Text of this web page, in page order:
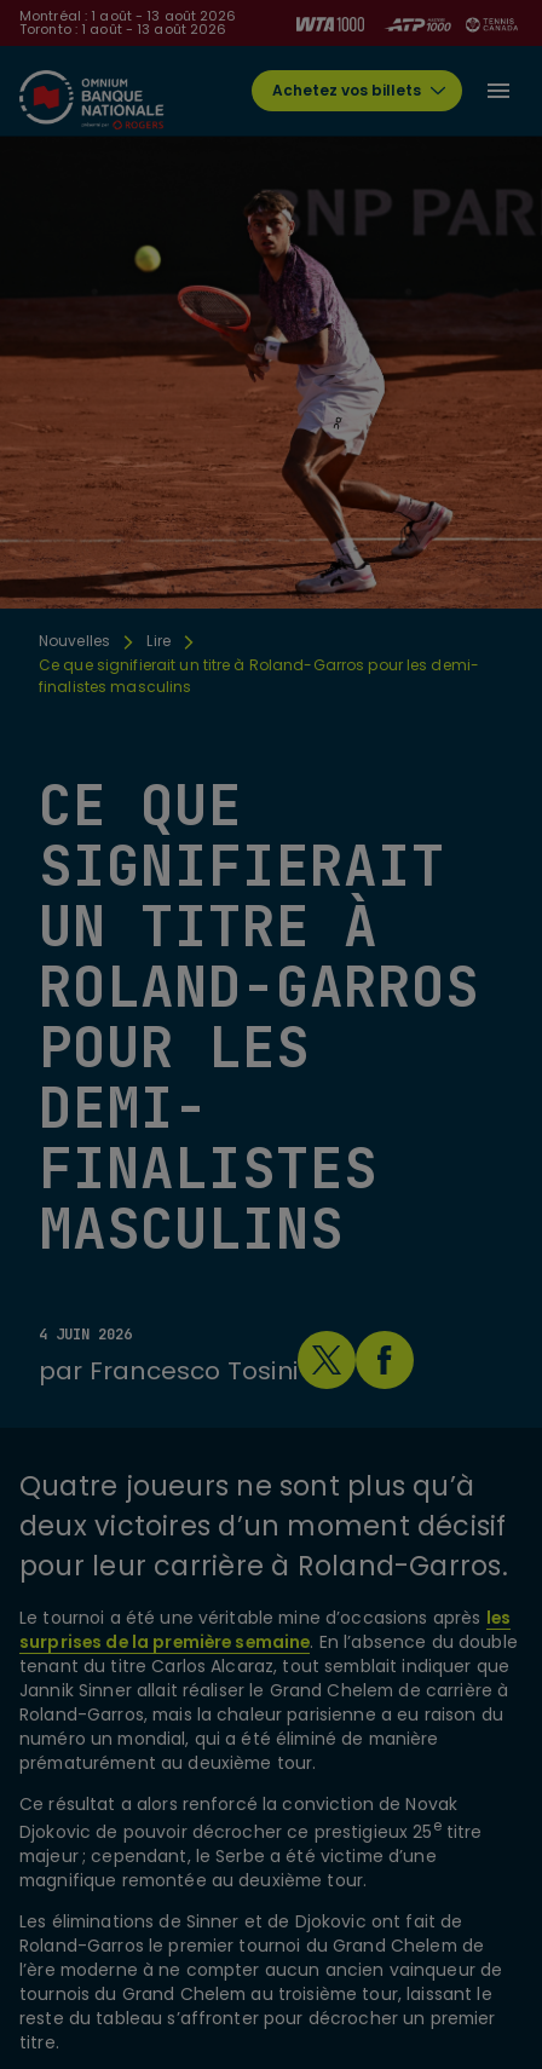
Montréal : 1 août - 13 août 2026
Toronto : 1 août - 13 août 2026
Achetez vos billets
Nouvelles
Lire
Ce que signifierait un titre à Roland-Garros pour les demi-
finalistes masculins
CE QUE
SIGNIFIERAIT
UN TITRE À
ROLAND-GARROS
POUR LES
DEMI-
FINALISTES
MASCULINS
4 JUIN 2026
par Francesco Tosini
Quatre joueurs ne sont plus qu’à
deux victoires d’un moment décisif
pour leur carrière à Roland-Garros.
Le tournoi a été une véritable mine d’occasions après les
surprises de la première semaine. En l’absence du double
tenant du titre Carlos Alcaraz, tout semblait indiquer que
Jannik Sinner allait réaliser le Grand Chelem de carrière à
Roland-Garros, mais la chaleur parisienne a eu raison du
numéro un mondial, qui a été éliminé de manière
prématurément au deuxième tour.
Ce résultat a alors renforcé la conviction de Novak
Djokovic de pouvoir décrocher ce prestigieux 25etitre
majeur ; cependant, le Serbe a été victime d’une
magnifique remontée au deuxième tour.
Les éliminations de Sinner et de Djokovic ont fait de
Roland-Garros le premier tournoi du Grand Chelem de
l’ère moderne à ne compter aucun ancien vainqueur de
tournois du Grand Chelem au troisième tour, laissant le
reste du tableau s’affronter pour décrocher un premier
titre.